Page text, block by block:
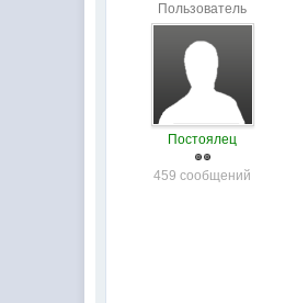
Пользователь
Постоялец
459 сообщений